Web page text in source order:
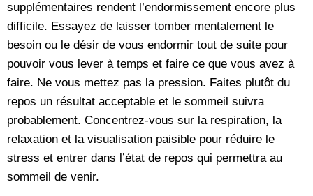
supplémentaires rendent l’endormissement encore plus
difficile. Essayez de laisser tomber mentalement le
besoin ou le désir de vous endormir tout de suite pour
pouvoir vous lever à temps et faire ce que vous avez à
faire. Ne vous mettez pas la pression. Faites plutôt du
repos un résultat acceptable et le sommeil suivra
probablement. Concentrez-vous sur la respiration, la
relaxation et la visualisation paisible pour réduire le
stress et entrer dans l’état de repos qui permettra au
sommeil de venir.